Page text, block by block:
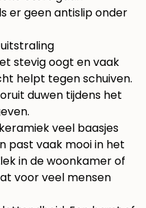
er geen antislip onder
stevig oogt en vaak
helpt tegen schuiven.
duwen tijdens het
veel baasjes
past vaak mooi in het
in de woonkamer of
voor veel mensen